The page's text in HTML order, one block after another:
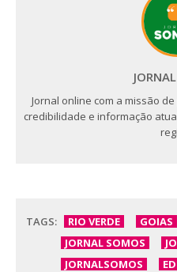
Jornal online com a missão
credibilidade e informação
TAGS: RIO VERDE GOIAS
JORNAL SOMOS
JORNALSOMOS